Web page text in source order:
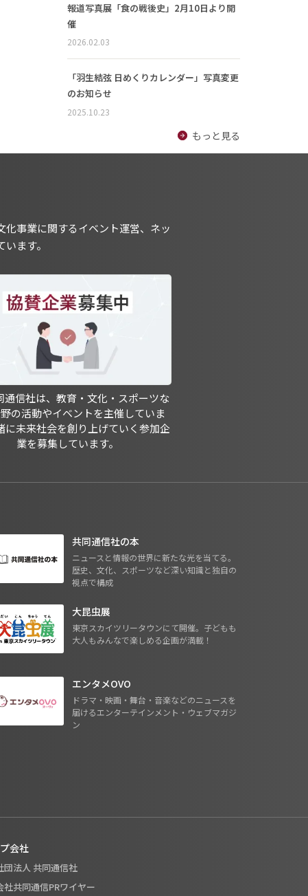
報道写真展「食の戦後史」2月10日より開
催
2026.02.03
「羽生結弦 日めくりカレンダー」写真変更
のお知らせ
2025.10.23
もっと見る
事業に関するイベント運営、ネッ
ます。
通信社は、教育・文化・スポーツな
の活動やイベントを主催していま
に未来社会を創り上げていく参加企
業を募集しています。
共同通信社の本
ニュースと情報の世界に新たな光を当てる。
歴史、文化、スポーツなど深い知識と独自の
視点で構成
大昆虫展
東京スカイツリータウンにて開催。子どもも
大人もみんなで楽しめる企画が満載！
エンタメOVO
ドラマ・映画・舞台・音楽などのニュースを
届けるエンターテインメント・ウェブマガジ
ン
会社
団法人 共同通信社
社共同通信PRワイヤー